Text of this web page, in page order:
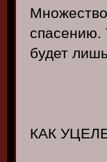
спасению.
будет
КАК